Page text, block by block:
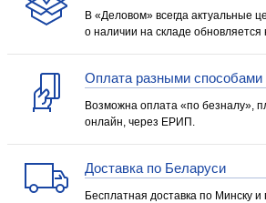
В «Деловом» всегда актуальные
о наличии на складе
Оплата разными способами
Возможна оплата «по безналу»,
онлайн, через ЕРИП.
Доставка по Беларуси
Бесплатная доставка по Минску